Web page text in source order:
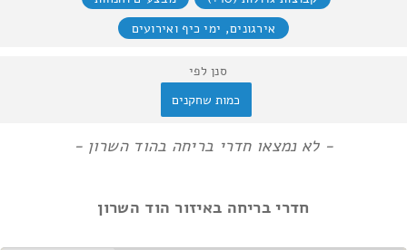
אירגונים, ימי כיף ואירועים
סנן לפי
כמות שחקנים
- לא נמצאו חדרי בריחה בהוד השרון -
חדרי בריחה באיזור הוד השרון